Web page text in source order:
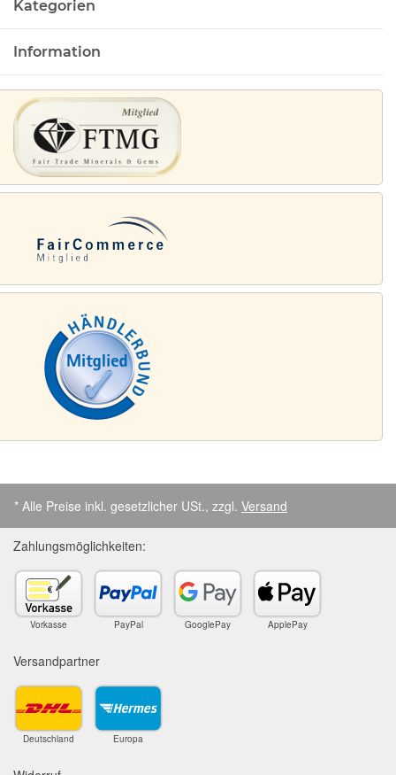
Kategorien
Information
* Alle Preise inkl. gesetzlicher USt., zzgl. Versand
Zahlungsmöglichkeiten:
Vorkasse PayPal GooglePay ApplePay
Versandpartner
Deutschland Europa